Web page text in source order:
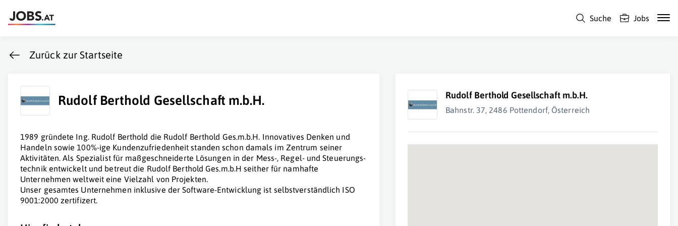
Suche Jobs
Zurück zur Startseite
Rudolf Berthold Gesellschaft m.b.H.
1989 gründete Ing. Rudolf Berthold die Rudolf Berthold Ges.m.b.H. Innovatives Denken und
Handeln sowie 100%-ige Kundenzufriedenheit standen schon damals im Zentrum seiner
Aktivitäten. Als Spezialist für maßgeschneiderte Lösungen in der Mess-, Regel- und Steuerungs-
technik entwickelt und betreut die Rudolf Berthold Ges.m.b.H seither für namhafte
Unternehmen weltweit eine Vielzahl von Projekten.
Unser gesamtes Unternehmen inklusive der Software-Entwicklung ist selbstverständlich ISO
9001:2000 zertifizert.
Rudolf Berthold Gesellschaft m.b.H.
Bahnstr. 37, 2486 Pottendorf, Österreich